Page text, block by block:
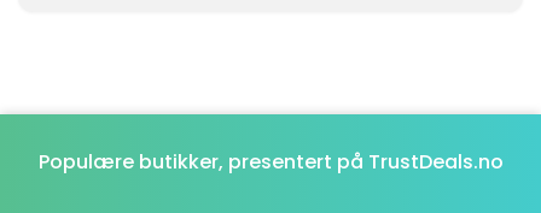
Populære butikker, presentert på TrustDeals.no